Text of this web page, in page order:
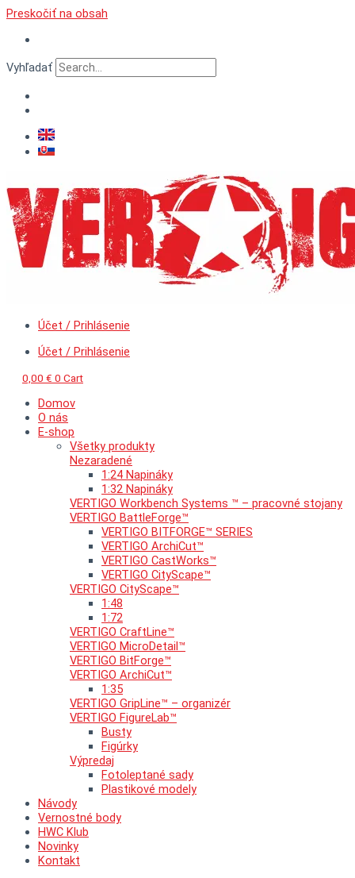
Preskočiť na obsah
Vyhľadať
Účet / Prihlásenie
Účet / Prihlásenie
0,00 € 0 Cart
Domov
O nás
E-shop
Všetky produkty
Nezaradené
1:24 Napináky
1:32 Napináky
VERTIGO Workbench Systems ™ – pracovné stojany
VERTIGO BattleForge™
VERTIGO BITFORGE™ SERIES
VERTIGO ArchiCut™
VERTIGO CastWorks™
VERTIGO CityScape™
VERTIGO CityScape™
1:48
1:72
VERTIGO CraftLine™
VERTIGO MicroDetail™
VERTIGO BitForge™
VERTIGO ArchiCut™
1:35
VERTIGO GripLine™ – organizér
VERTIGO FigureLab™
Busty
Figúrky
Výpredaj
Fotoleptané sady
Plastikové modely
Návody
Vernostné body
HWC Klub
Novinky
Kontakt